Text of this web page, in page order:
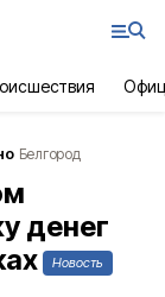
Белгород
денег
Новость